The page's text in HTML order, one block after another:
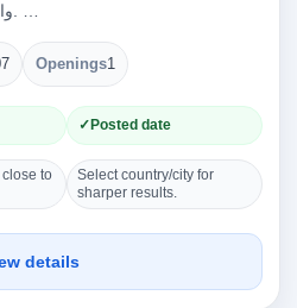
Openings1
Posted date
to
Select country/city for
sharper results.
details